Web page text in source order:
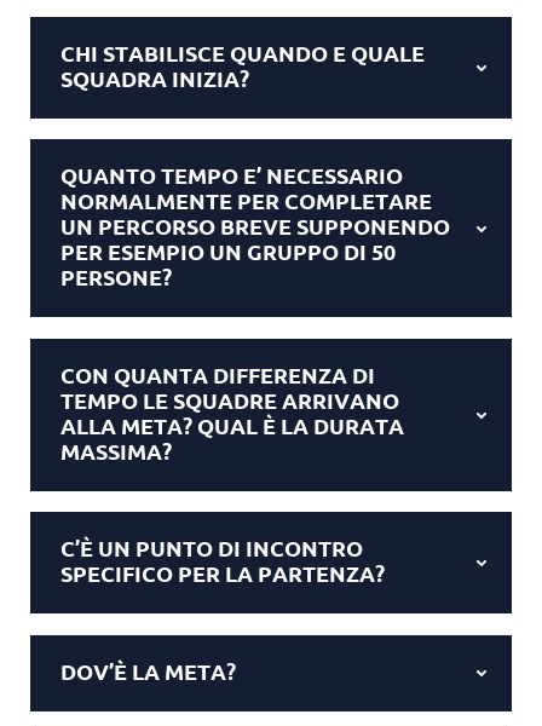
CHI STABILISCE QUANDO E QUALE
SQUADRA INIZIA?
QUANTO TEMPO E’ NECESSARIO
NORMALMENTE PER COMPLETARE
UN PERCORSO BREVE SUPPONENDO
PER ESEMPIO UN GRUPPO DI 50
PERSONE?
CON QUANTA DIFFERENZA DI
TEMPO LE SQUADRE ARRIVANO
ALLA META? QUAL È LA DURATA
MASSIMA?
C’È UN PUNTO DI INCONTRO
SPECIFICO PER LA PARTENZA?
DOV’È LA META?